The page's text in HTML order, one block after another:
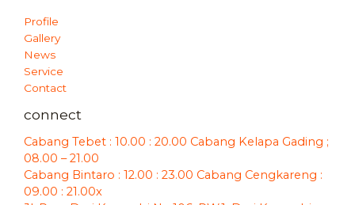
Profile
Gallery
News
Service
Contact
connect
Cabang Tebet : 10.00 : 20.00 Cabang Kelapa Gading ;
08.00 – 21.00
Cabang Bintaro : 12.00 : 23.00 Cabang Cengkareng :
09.00 : 21.00x